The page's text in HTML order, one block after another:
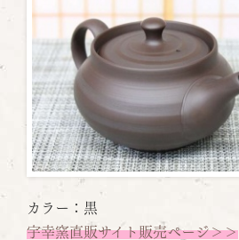
カラー：黒
宇幸窯直販サイト販売ページ＞＞